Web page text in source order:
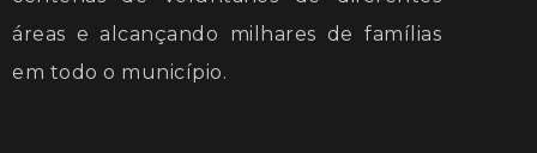
áreas e alcançando milhares de famílias
em todo o município.